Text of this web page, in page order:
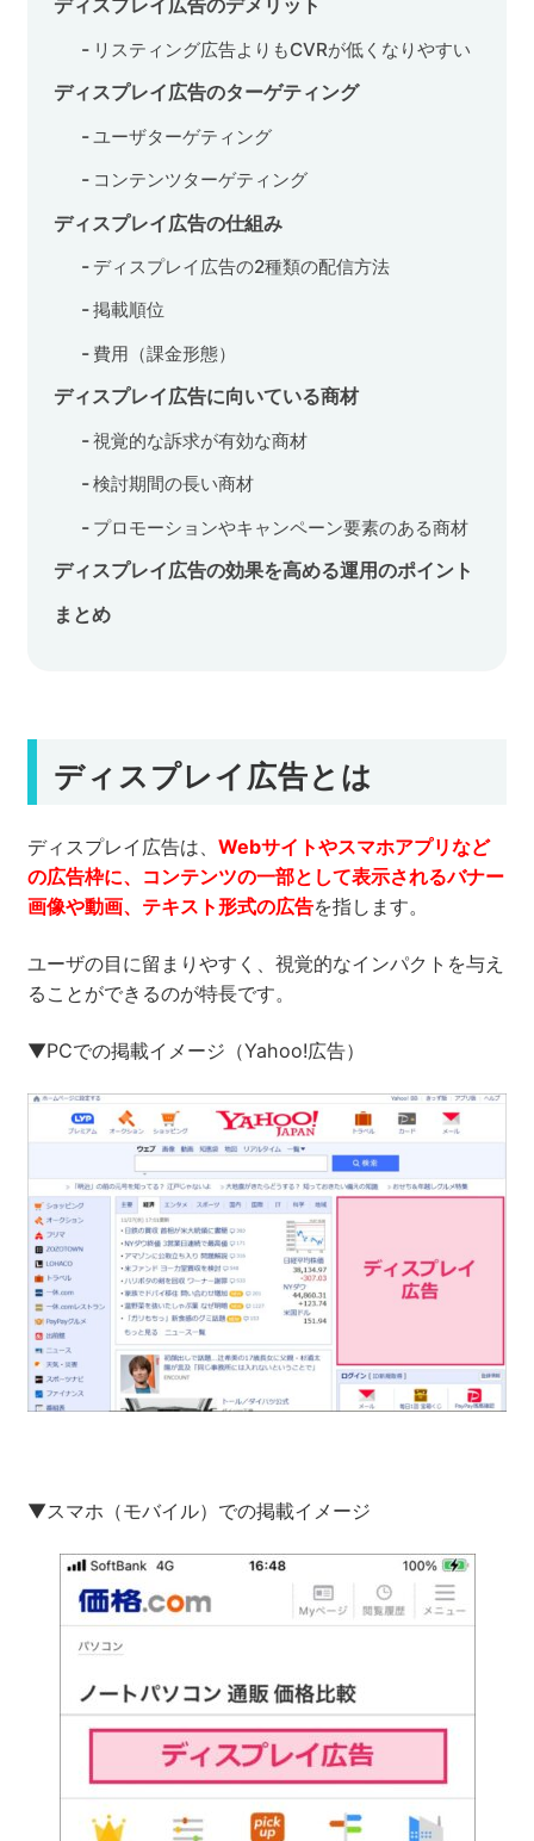
ディスプレイ広告のデメリット
リスティング広告よりもCVRが低くなりやすい
ディスプレイ広告のターゲティング
ユーザターゲティング
コンテンツターゲティング
ディスプレイ広告の仕組み
ディスプレイ広告の2種類の配信方法
掲載順位
費用（課金形態）
ディスプレイ広告に向いている商材
視覚的な訴求が有効な商材
検討期間の長い商材
プロモーションやキャンペーン要素のある商材
ディスプレイ広告の効果を高める運用のポイント
まとめ
ディスプレイ広告とは
ディスプレイ広告は、 Webサイトやスマホアプリなど
の広告枠に、コンテンツの一部として表示されるバナー
画像や動画、テキスト形式の広告を指します。
ユーザの目に留まりやすく、視覚的なインパクトを与え
ることができるのが特長です。
▼PCでの掲載イメージ（Yahoo!広告）
▼スマホ（モバイル）での掲載イメージ